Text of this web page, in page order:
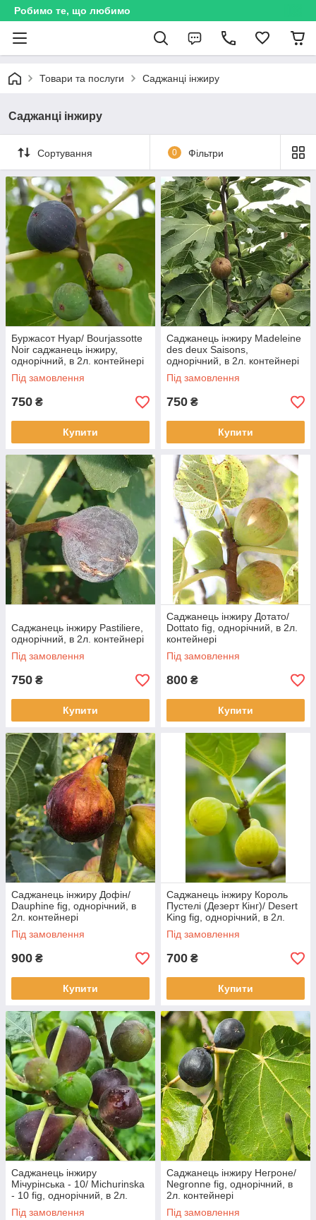
Робимо те, що любимо
Товари та послуги Саджанці інжиру
Саджанці інжиру
Сортування 0 Фільтри
Буржасот Нуар/ Bourjassotte
Noir саджанець інжиру,
однорічний, в 2л. контейнері
Під замовлення
750 ₴
Купити
Саджанець інжиру Madeleine
des deux Saisons,
однорічний, в 2л. контейнері
Під замовлення
750 ₴
Купити
Саджанець інжиру Pastiliere,
однорічний, в 2л. контейнері
Під замовлення
750 ₴
Купити
Саджанець інжиру Дотато/
Dottato fig, однорічний, в 2л.
контейнері
Під замовлення
800 ₴
Купити
Саджанець інжиру Дофін/
Dauphine fig, однорічний, в
2л. контейнері
Під замовлення
900 ₴
Купити
Саджанець інжиру Король
Пустелі (Дезерт Кінг)/ Desert
King fig, однорічний, в 2л.
контейнері
Під замовлення
700 ₴
Купити
Саджанець інжиру
Мічурінська - 10/ Michurinska
- 10 fig, однорічний, в 2л.
контейнері
Під замовлення
Саджанець інжиру Негроне/
Negronne fig, однорічний, в
2л. контейнері
Під замовлення